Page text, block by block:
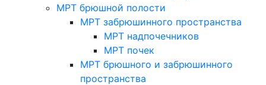
МРТ брюшной полости
МРТ забрюшинного пространства
МРТ надпочечников
МРТ почек
МРТ брюшного и забрюшинного
пространства